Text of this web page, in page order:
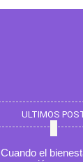
ULTIMOS
Cuando el